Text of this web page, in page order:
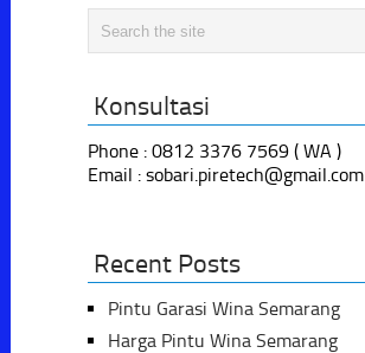
Konsultasi
Phone : 0812 3376 7569 ( WA )
Email : sobari.piretech@gmail.com
Recent Posts
Pintu Garasi Wina Semarang
Harga Pintu Wina Semarang